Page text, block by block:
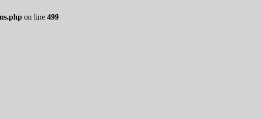
on line 499